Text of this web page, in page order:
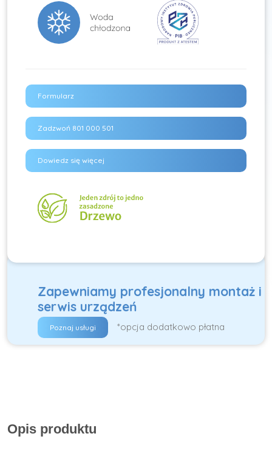
Formularz
Zadzwoń 801 000 501
Dowiedz się więcej
Zapewniamy profesjonalny montaż i
serwis urządzeń
Poznaj usługi *opcja dodatkowo płatna
Opis produktu